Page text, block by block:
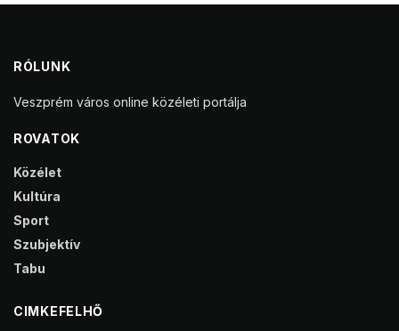
RÓLUNK
Veszprém város online közéleti portálja
ROVATOK
Közélet
Kultúra
Sport
Szubjektív
Tabu
CIMKEFELHŐ